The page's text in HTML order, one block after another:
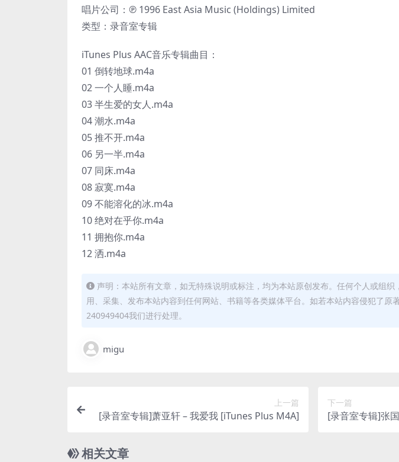
唱片公司：℗ 1996 East Asia Music (Holdings) Limited
类型：录音室专辑
iTunes Plus AAC音乐专辑曲目：
01 倒转地球.m4a
02 一个人睡.m4a
03 半生爱的女人.m4a
04 潮水.m4a
05 推不开.m4a
06 另一半.m4a
07 同床.m4a
08 寂寞.m4a
09 不能溶化的冰.m4a
10 绝对在乎你.m4a
11 拥抱你.m4a
12 洒.m4a
声明：本站所有文章，如无特殊说明或标注，均为本站原创发布。任何个人或组
用、采集、发布本站内容到任何网站、书籍等各类媒体平台。如若本站内容侵犯了原
240949404我们进行处理。
migu
上一篇
[录音室专辑]萧亚轩 – 我爱我 [iTunes Plus M4A]
下一篇
[录音室专辑]张
相关文章